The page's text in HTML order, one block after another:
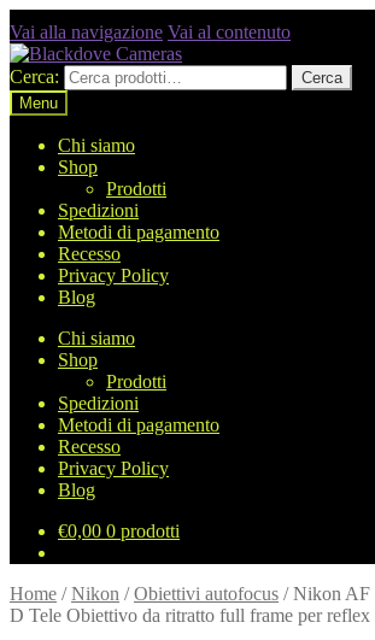
Vai alla navigazione Vai al contenuto
Cerca:
Cerca
Menu
Chi siamo
Shop
Prodotti
Spedizioni
Metodi di pagamento
Recesso
Privacy Policy
Blog
Chi siamo
Shop
Prodotti
Spedizioni
Metodi di pagamento
Recesso
Privacy Policy
Blog
€0,00 0 prodotti
Home /Nikon /Obiettivi autofocus /Nikon AF
D Tele Obiettivo da ritratto full frame per reflex